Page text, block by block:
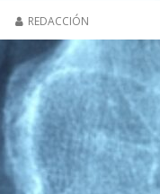
REDACCIÓN